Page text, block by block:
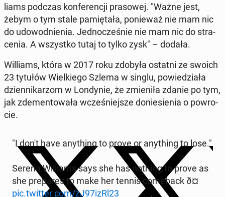
liams podczas kon­fe­ren­cji pra­so­wej. "Ważne jest,
żebym o tym stale pa­mię­ta­ła, po­nie­waż nie mam nic
do udo­wod­nie­nia. Jed­no­cze­śnie nie mam nic do stra­
ce­nia. A wszyst­ko tutaj to tylko zysk" – dodała.
Wil­liams, która w 2017 roku zdobyła ostatni ze swoich
23 tytułów Wiel­kie­go Szlema w singlu, po­wie­dzia­ła
dzien­ni­ka­rzom w Lon­dy­nie, że zmie­ni­ła zdanie po tym,
jak zde­men­to­wa­ła wcze­śniej­sze do­nie­sie­nia o po­wro­
cie.
"I don't have any­thing to prove or any­thing to lose."
Serena Wil­liams says she has nothing to prove as
she pre­pa­res to make her tennis co­me­back ð¤
pic.twitter.com/zJ97izRl23